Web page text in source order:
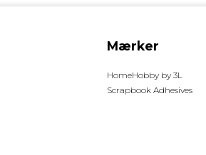
Mærker
HomeHobby by 3L
Scrapbook Adhesives